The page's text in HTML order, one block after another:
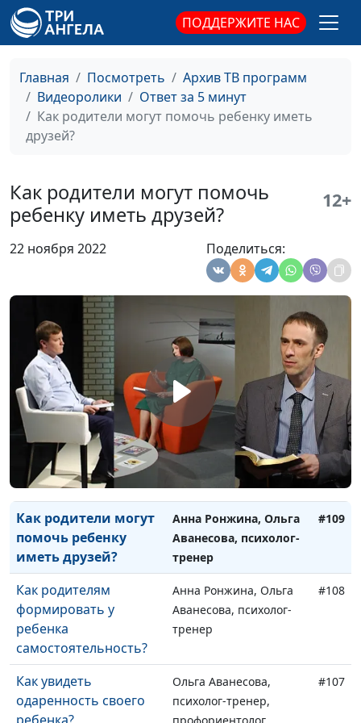
ПОДДЕРЖИТЕ НАС
Главная Посмотреть
Архив ТВ программ
Видеоролики
Ответ за 5 минут
Как родители могут помочь ребенку иметь
друзей?
Как родители могут помочь
ребенку иметь друзей?
12+
22 ноября 2022 Поделиться:
здоровье подростка?
Нина Пакулева, врач-
педиатр
здоровым
Нина Пакулева, врач-
педиатр
Как детям не болеть
Как сбить высокую
температуру у
ребенка?
Анастасия Сергеева,
Нина Пакулева, врач-
педиатр
#113
коронавируса у детей
Анастасия Сергеева,
педиатр
#112
Рвота и диарея у
детей
Анастасия Сергеева,
Нина Пакулева, врач-
педиатр
#111
Как родителям
формировать у
ребенка здоровую
самооценку?
Анна Ронжина, Ольга
Аванесова, психолог-
тренер
#110
Как родители могут
помочь ребенку
иметь друзей?
Анна Ронжина, Ольга
Аванесова, психолог-
тренер
#109
Как родителям
формировать у
ребенка
самостоятельность?
Анна Ронжина, Ольга
Аванесова, психолог-
тренер
#108
Как увидеть
одаренность своего
ребенка?
Ольга Аванесова,
психолог-тренер,
профориентолог
#107